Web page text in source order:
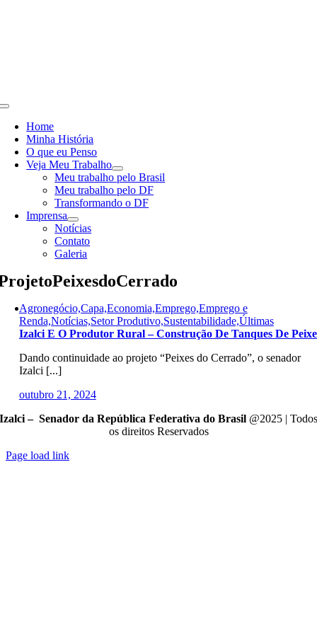
Toggle
NavigationHome
Minha História
O que eu Penso
Veja Meu Trabalho
Meu trabalho pelo Brasil
Meu trabalho pelo DF
Transformando o DF
Imprensa
Notícias
Contato
Galeria
Agronegócio,Capa,Economia,Emprego,Emprego e
Renda,Notícias,Setor Produtivo,Sustentabilidade,Últimas
Izalci E O Produtor Rural – Construção De Tanques De
Dando continuidade ao projeto “Peixes do Cerrado”, o senador
Izalci [...]
outubro 21, 2024
Izalci – Senador da República Federativa do Brasil @2025 | Todos
os direitos Reservados
Page load link